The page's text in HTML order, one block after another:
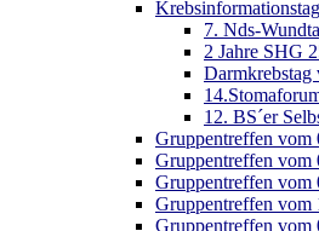
7. Nds-
2 Jahre SHG
Darmkrebstag
12. BS´er
Gruppentreffen vom
Gruppentreffen vom
Gruppentreffen vom
Gruppentreffen vom
Gruppentreffen vom